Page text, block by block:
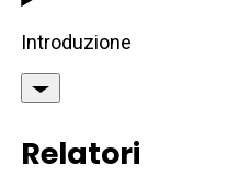
Introduzione
Relatori